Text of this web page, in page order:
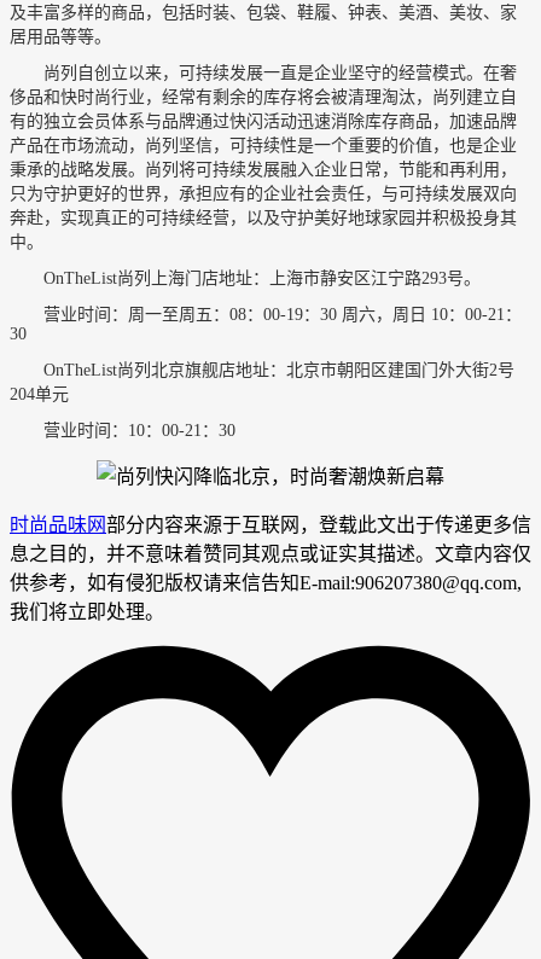
及丰富多样的商品，包括时装、包袋、鞋履、钟表、美酒、美妆、家
居用品等等。
尚列自创立以来，可持续发展一直是企业坚守的经营模式。在奢
侈品和快时尚行业，经常有剩余的库存将会被清理淘汰，尚列建立自
有的独立会员体系与品牌通过快闪活动迅速消除库存商品，加速品牌
产品在市场流动，尚列坚信，可持续性是一个重要的价值，也是企业
秉承的战略发展。尚列将可持续发展融入企业日常，节能和再利用，
只为守护更好的世界，承担应有的企业社会责任，与可持续发展双向
奔赴，实现真正的可持续经营，以及守护美好地球家园并积极投身其
中。
OnTheList尚列上海门店地址：上海市静安区江宁路293号。
营业时间：周一至周五：08：00-19：30 周六，周日 10：00-21：
30
OnTheList尚列北京旗舰店地址：北京市朝阳区建国门外大街2号
204单元
营业时间：10：00-21：30
时尚品味网部分内容来源于互联网，登载此文出于传递更多信
息之目的，并不意味着赞同其观点或证实其描述。文章内容仅
供参考，如有侵犯版权请来信告知E-mail:906207380@qq.com,
我们将立即处理。